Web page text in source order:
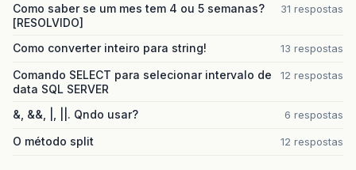
Como saber se um mes tem 4 ou 5 semanas?
[RESOLVIDO]
31 respostas
Como converter inteiro para string! 13 respostas
Comando SELECT para selecionar intervalo de
data SQL SERVER
12 respostas
&, &&, |, ||. Qndo usar? 6 respostas
O método split 12 respostas